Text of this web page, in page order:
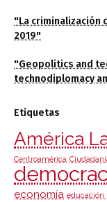
"La criminalización
2019"
"Geopolitics and
technodiplomacy
Etiquetas
América
Centroamérica
economía educación